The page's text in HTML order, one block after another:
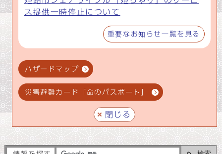
ス提供一時停止について
重要なお知らせ一覧を見る
ハザードマップ
災害避難カード「命のパスポート」
閉じる